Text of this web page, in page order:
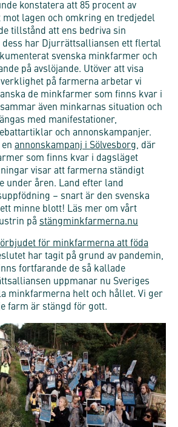
konstatera att 85 procent av
lagen och omkring en tredjedel
tillstånd att ens bedriva sin
dess har Djurrättsalliansen ett flertal
svenska minkfarmer och
på avslöjande. Utöver att visa
på farmerna arbetar vi
de minkfarmer som finns kvar i
även minkarnas situation och
med manifestationer,
och annonskampanjer.
annonskampanj i Sölvesborg, där
som finns kvar i dagsläget
visar att farmerna ständigt
under åren. Land efter land
– snart är den svenska
minne blott! Läs mer om vårt
på stängminkfarmerna.nu
för minkfarmerna att föda
har tagit på grund av pandemin,
fortfarande de så kallade
uppmanar nu Sveriges
minkfarmerna helt och hållet. Vi ger
farm är stängd för gott.